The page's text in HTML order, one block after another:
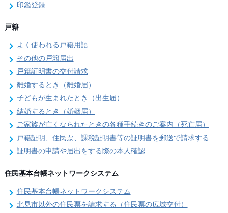
印鑑登録
戸籍
よく使われる戸籍用語
その他の戸籍届出
戸籍証明書の交付請求
離婚するとき（離婚届）
子どもが生まれたとき（出生届）
結婚するとき（婚姻届）
ご家族が亡くなられたときの各種手続きのご案内（死亡届）
戸籍証明、住民票、課税証明書等の証明書を郵送で請求する際の本人確認
証明書の申請や届出をする際の本人確認
住民基本台帳ネットワークシステム
住民基本台帳ネットワークシステム
北見市以外の住民票を請求する（住民票の広域交付）